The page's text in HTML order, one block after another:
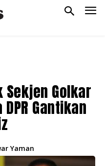
Golkar
Gantikan
Yaman